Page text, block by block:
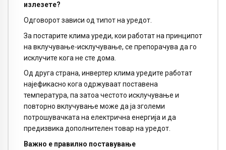
излезете?
Одговорот зависи од типот на уредот.
За постарите клима уреди, кои работат на принципот
на вклучување-исклучување, се препорачува да го
исклучите кога не сте дома.
Од друга страна, инвертер клима уредите работат
најефикасно кога одржуваат поставена
температура, па затоа честото исклучување и
повторно вклучување може да ја зголеми
потрошувачката на електрична енергија и да
предизвика дополнителен товар на уредот.
Важно е правилно поставување